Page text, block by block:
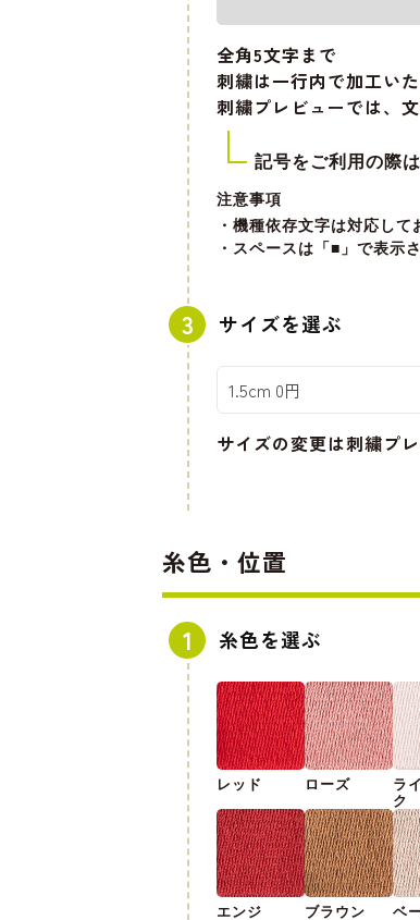
全角5文字 まで
刺繍は一行内で加工いた
刺繍プレビューでは、
記号をご利用の際
注意事項
・機種依存文字は対応して
・スペースは「■」で表示
サイズを選ぶ
サイズの変更は刺繍プ
糸色・位置
糸色を選ぶ
レッド ローズ
ラ
ク
エンジ ブラウン ベ